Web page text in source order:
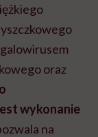
oraz
wykonanie
na